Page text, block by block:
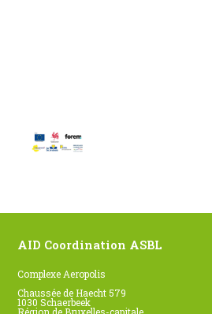
AID Coordination ASBL
Complexe Aeropolis
Chaussée de Haecht 579
1030 Schaerbeek